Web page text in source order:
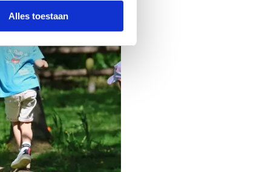
Alles toestaan